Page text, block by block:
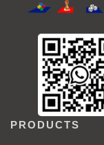
PRODUCTS